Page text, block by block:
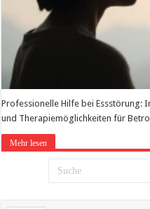
Professionelle Hilfe bei Essstörung:
und Therapiemöglichkeiten für
Mehr lesen